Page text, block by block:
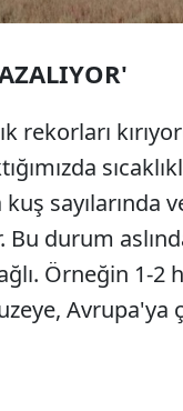
rekorları
kuş
durum
Örneğin 1-2
Avrupa'ya